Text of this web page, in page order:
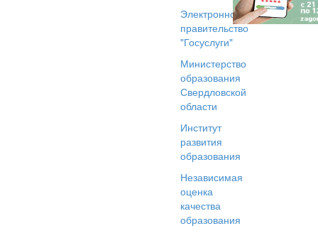
Электронное
правительство
"Госуслуги"
Министерство
образования
Свердловской
области
Институт
развития
образования
Независимая
оценка
качества
образования